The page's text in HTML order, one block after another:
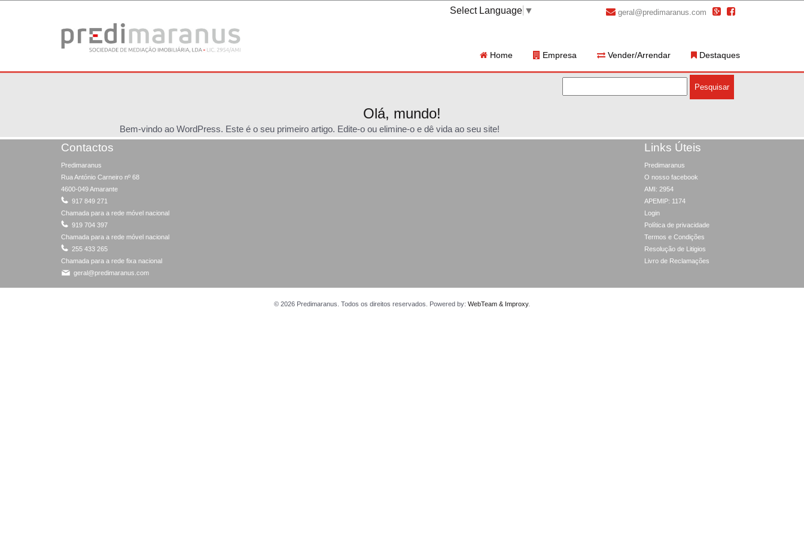
Select Language ▼ geral@predimaranus.com
Home Empresa Vender/Arrendar Destaques
Olá, mundo!
Bem-vindo ao WordPress. Este é o seu primeiro artigo. Edite-o ou elimine-o e dê vida ao seu site!
Contactos
Predimaranus
Rua António Carneiro nº 68
4600-049 Amarante
917 849 271
Chamada para a rede móvel nacional
919 704 397
Chamada para a rede móvel nacional
255 433 265
Chamada para a rede fixa nacional
geral@predimaranus.com
Links Úteis
Predimaranus
O nosso facebook
AMI: 2954
APEMIP: 1174
Login
Política de privacidade
Termos e Condições
Resolução de Litigios
Livro de Reclamações
© 2026 Predimaranus. Todos os direitos reservados. Powered by: WebTeam & Improxy.